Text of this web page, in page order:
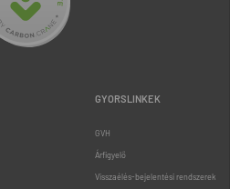
GYORSLINKEK
GVH
Árfigyelő
Visszaélés-bejelentési rendszerek